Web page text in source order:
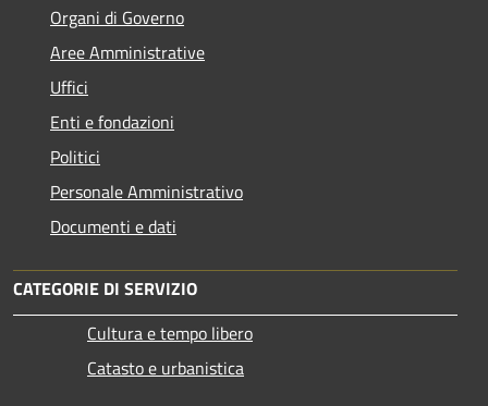
Organi di Governo
Aree Amministrative
Uffici
Enti e fondazioni
Politici
Personale Amministrativo
Documenti e dati
CATEGORIE DI SERVIZIO
Cultura e tempo libero
Catasto e urbanistica